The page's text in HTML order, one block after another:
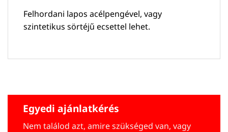
Felhordani lapos acélpengével, vagy
szintetikus sörtéjű ecsettel lehet.
Egyedi ajánlatkérés
Nem találod azt, amire szükséged van, vagy